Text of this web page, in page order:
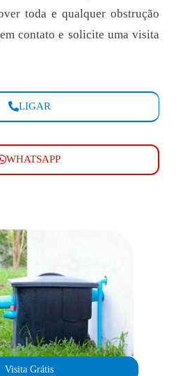
toda e qualquer obstrução
contato e solicite uma visita
LIGAR
WHATSAPP
Visita Grátis